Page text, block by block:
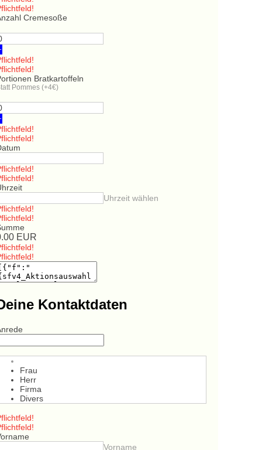
Cremesoße
Bratkartoffeln
Pommes (+4€)
Uhrzeit wählen
EUR
Kontaktdaten
Frau
Herr
Firma
Divers
Vorname